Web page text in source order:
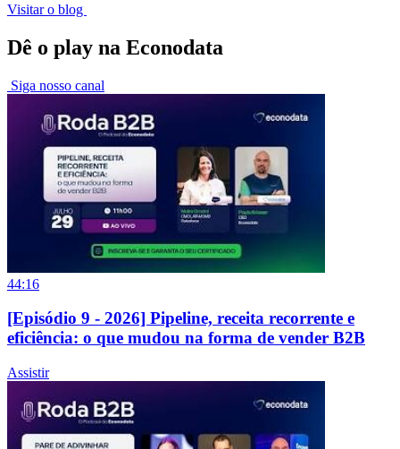
Visitar o blog
Dê o play na Econodata
Siga nosso canal
44:16
[Episódio 9 - 2026] Pipeline, receita recorrente e
eficiência: o que mudou na forma de vender B2B
Assistir